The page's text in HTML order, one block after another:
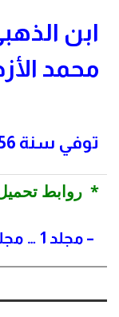
ابن
محمد
توفي سنة 456 هجرية
* روابط
– مجلد 1 …